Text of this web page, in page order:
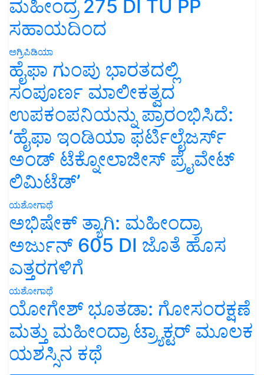
ಮಹೀಂದ್ರ 275 DI TU PP
ಸಹಾಯದಿಂದ
ಅಗ್ರಿಪಿಡಿಯಾ
ಹೈಫಾ ಗುಂಪು ಭಾರತದಲ್ಲಿ
ಸಂಪೂರ್ಣ ಮಾಲೀಕತ್ವದ
ಉಪಕಂಪನಿಯನ್ನು ಪ್ರಾರಂಭಿಸಿದೆ:
‘ಹೈಫಾ ಇಂಡಿಯಾ ಫರ್ಟಿಲೈಜರ್ಸ್
ಅಂಡ್ ಟೆಕ್ನೋಲಾಜೀಸ್ ಪ್ರೈವೇಟ್
ಲಿಮಿಟೆಡ್’
ಯಶೋಗಾಥೆ
ಅಭಿಷೇಕ್ ತ್ಯಾಗಿ: ಮಹೀಂದ್ರಾ
ಅರ್ಜುನ್ 605 DI ಜೊತೆ ಹೊಸ
ಎತ್ತರಗಳಿಗೆ
ಯಶೋಗಾಥೆ
ಯೋಗೇಶ್ ಭೂತಡಾ: ಗೋಸಂರಕ್ಷಣೆ
ಮತ್ತು ಮಹೀಂದ್ರಾ ಟ್ರ್ಯಾಕ್ಟರ್ ಮೂಲಕ
ಯಶಸ್ಸಿನ ಕಥೆ